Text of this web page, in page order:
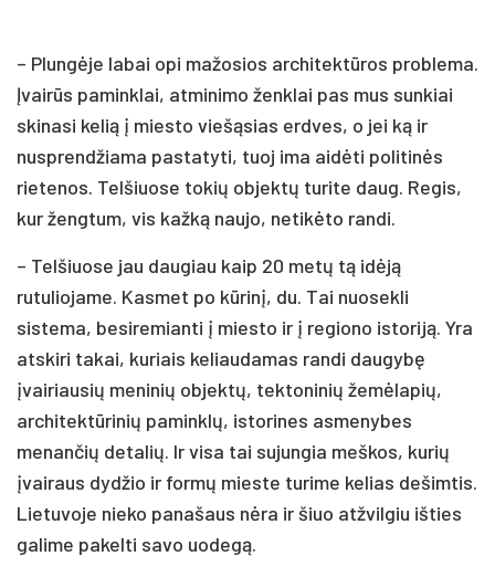
– Plungėje labai opi mažosios architektūros problema.
Įvairūs paminklai, atminimo ženklai pas mus sunkiai
skinasi kelią į miesto viešąsias erdves, o jei ką ir
nusprendžiama pastatyti, tuoj ima aidėti politinės
rietenos. Telšiuose tokių objektų turite daug. Regis,
kur žengtum, vis kažką naujo, netikėto randi.
– Telšiuose jau daugiau kaip 20 metų tą idėją
rutuliojame. Kasmet po kūrinį, du. Tai nuosekli
sistema, besiremianti į miesto ir į regiono istoriją. Yra
atskiri takai, kuriais keliaudamas randi daugybę
įvairiausių meninių objektų, tektoninių žemėlapių,
architektūrinių paminklų, istorines asmenybes
menančių detalių. Ir visa tai sujungia meškos, kurių
įvairaus dydžio ir formų mieste turime kelias dešimtis.
Lietuvoje nieko panašaus nėra ir šiuo atžvilgiu išties
galime pakelti savo uodegą.